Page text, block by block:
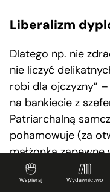
Wspieraj Wydawnictwo
Liberalizm
Dlatego np. nie
nie liczyć
robi dla ojczyzny”
na bankiecie z
Patriarchalną
pohamowuje (za
małżonka
zdradzają go
zachowań